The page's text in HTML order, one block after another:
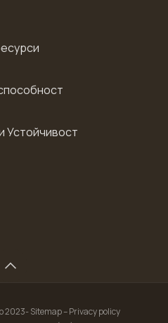
Устойчивост
2023- Sitemap – Privacy policy